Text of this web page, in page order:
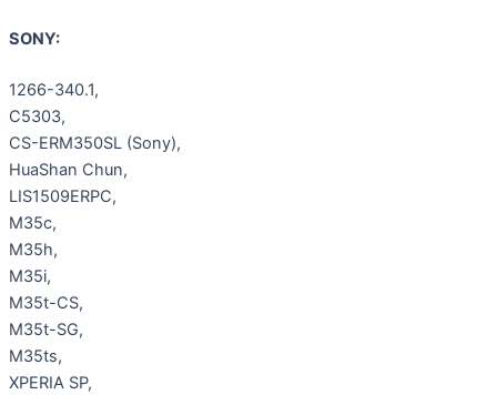
SONY:
1266-340.1,
C5303,
CS-ERM350SL (Sony),
HuaShan Chun,
LIS1509ERPC,
M35c,
M35h,
M35i,
M35t-CS,
M35t-SG,
M35ts,
XPERIA SP,